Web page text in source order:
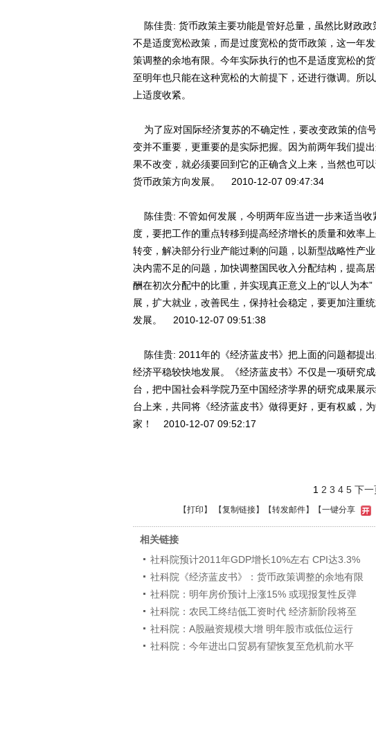
陈佳贵: 货币政策主要功能是管好总量，虽然比财政
不是适度宽松政策，而是过度宽松的货币政策，这一年
策调整的余地有限。今年实际执行的也不是适度宽松的
至明年也只能在这种宽松的大前提下，还进行微调。所
上适度收紧。
为了应对国际经济复苏的不确定性，要改变政策的信
变并不重要，更重要的是实际把握。因为前两年我们提
果不改变，就必须要回到它的正确含义上来，当然也可
货币政策方向发展。 2010-12-07 09:47:34
陈佳贵: 不管如何发展，今明两年应当进一步来适当收
度，要把工作的重点转移到提高经济增长的质量和效率
转变，解决部分行业产能过剩的问题，以新型战略性产
决内需不足的问题，加快调整国民收入分配结构，提高
酬在初次分配中的比重，并实现真正意义上的“以人为本
展，扩大就业，改善民生，保持社会稳定，要更加注重
发展。 2010-12-07 09:51:38
陈佳贵: 2011年的《经济蓝皮书》把上面的问题都提
经济平稳较快地发展。《经济蓝皮书》不仅是一项研究
台，把中国社会科学院乃至中国经济学界的研究成果展
台上来，共同将《经济蓝皮书》做得更好，更有权威，
家！ 2010-12-07 09:52:17
1 2 3 4 5 下一
【打印 】 【复制链接】【转发邮件】 【一键分享
相关链接
社科院预计2011年GDP增长10%左右 CPI达3.3%
社科院《经济蓝皮书》：货币政策调整的余地有限
社科院：明年房价预计上涨15% 或现报复性反弹
社科院：农民工终结低工资时代 经济新阶段将至
社科院：A股融资规模大增 明年股市或低位运行
社科院：今年进出口贸易有望恢复至危机前水平